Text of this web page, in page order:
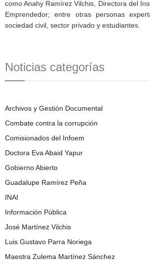
como Anahy Ramírez Vilchis, Directora del
Emprendedor; entre otras personas
sociedad civil, sector privado y estudiantes.
Noticias categorías
Archivos y Gestión Documental
Combate contra la corrupción
Comisionados del Infoem
Doctora Eva Abaid Yapur
Gobierno Abierto
Guadalupe Ramírez Peña
INAI
Información Pública
José Martínez Vilchis
Luis Gustavo Parra Noriega
Maestra Zulema Martínez Sánchez